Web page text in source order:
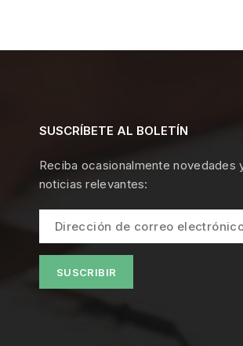
SUSCRÍBETE AL BOLETÍN
Reciba ocasionalmente novedades
noticias relevantes: